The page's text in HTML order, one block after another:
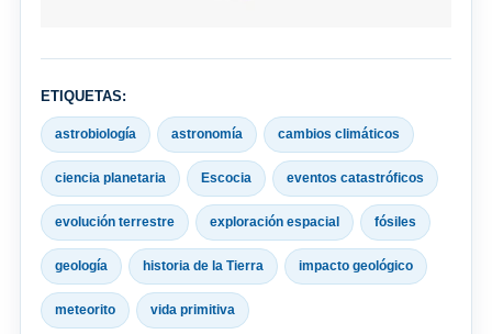
ETIQUETAS:
astrobiología astronomía cambios climáticos
ciencia planetaria Escocia eventos catastróficos
evolución terrestre exploración espacial fósiles
geología historia de la Tierra impacto geológico
meteorito vida primitiva